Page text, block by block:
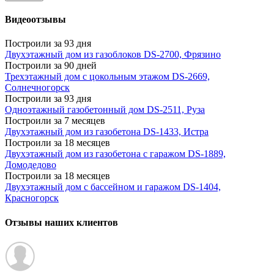
Видеоотзывы
Построили за 93 дня
Двухэтажный дом из газоблоков DS-2700, Фрязино
Построили за 90 дней
Трехэтажный дом с цокольным этажом DS-2669,
Солнечногорск
Построили за 93 дня
Одноэтажный газобетонный дом DS-2511, Руза
Построили за 7 месяцев
Двухэтажный дом из газобетона DS-1433, Истра
Построили за 18 месяцев
Двухэтажный дом из газобетона с гаражом DS-1889,
Домодедово
Построили за 18 месяцев
Двухэтажный дом с бассейном и гаражом DS-1404,
Красногорск
Отзывы наших клиентов